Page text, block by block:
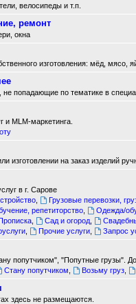
велосипеды и т.п.
ремонт
окна
изготовления: мёд, мясо,
попадающие по тематике в
и MLM-маркетинга.
изготовлении на заказ изделий
в г. Сарове
Грузовые перевозки,
репетиторство Одежда/
Сад и огород
Прочие услуги Запрос
попутчиком", "Попутные грузы".
Стану попутчиком Возьму груз
здесь не размещаются.